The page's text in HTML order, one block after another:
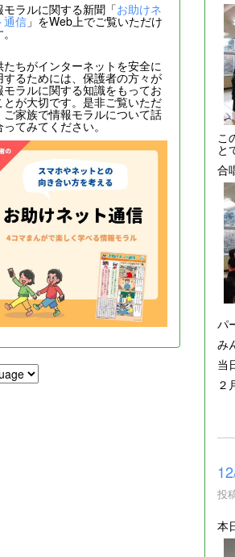
こ
と
合
パ
み
当
２
投
本
モラルに関する新聞「お助けネ
通信 」をWeb上でご覧いただけ
たちがインターネットを安全に
するためには、保護者の方々が
モラルに関する知識をもってお
とが大切です。是非ご覧いただ
ご家族で情報モラルについて話
ってみてください。